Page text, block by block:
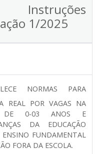
1/2025
NORMAS PARA
REAL POR VAGAS NA
DE 0-03 ANOS E
DA EDUCAÇÃO
FUNDAMENTAL
FORA DA ESCOLA.